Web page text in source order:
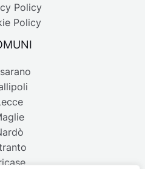
Policy
Policy